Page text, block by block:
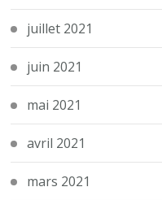
juillet 2021
juin 2021
mai 2021
avril 2021
mars 2021